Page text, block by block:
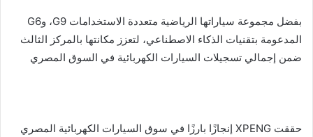
بفضل مجموعة سياراتها الرياضية متعددة الاستخدامات G9، وG6
المدعومة بتقنيات الذكاء الاصطناعي، لتعزز مكانتها بالمركز الثالث
ضمن إجمالي تسجيلات السيارات الكهربائية في السوق المصري
حققت XPENG إنجازًا بارزًا في سوق السيارات الكهربائية المصري